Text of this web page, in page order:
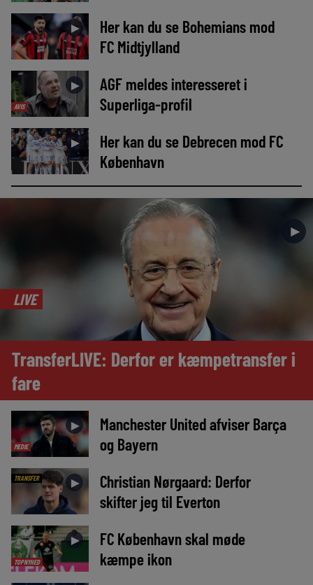
►
Her kan du se Bohemians mod
FC Midtjylland
AVIS
►
AGF meldes interesseret i
Superliga-profil
►
Her kan du se Debrecen mod FC
København
►
LIVE
TransferLIVE: Derfor er kæmpetransfer i
fare
MEDIE
►
Manchester United afviser Barça
og Bayern
TRANSFER ►
Christian Nørgaard: Derfor
skifter jeg til Everton
TOPNYHED
►
FC København skal møde
kæmpe ikon